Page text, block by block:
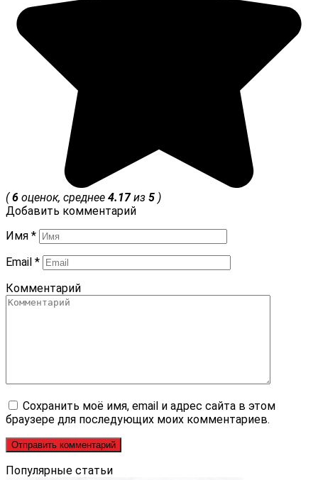
(6 оценок, среднее 4.17из 5 )
Добавить комментарий
Имя *
Email *
Комментарий
Сохранить моё имя, email и адрес сайта в этом
браузере для последующих моих комментариев.
Популярные статьи